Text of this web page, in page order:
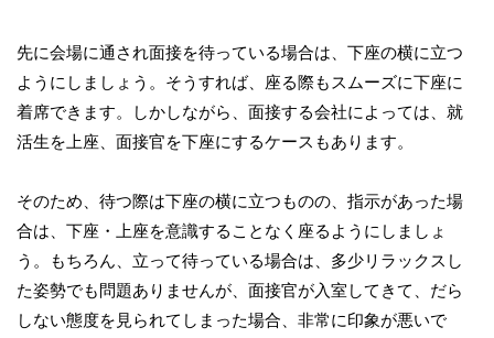
先に会場に通され面接を待っている場合は、下座の横に立つ
ようにしましょう。そうすれば、座る際もスムーズに下座に
着席できます。しかしながら、面接する会社によっては、就
活生を上座、面接官を下座にするケースもあります。
そのため、待つ際は下座の横に立つものの、指示があった場
合は、下座・上座を意識することなく座るようにしましょ
う。もちろん、立って待っている場合は、多少リラックスし
た姿勢でも問題ありませんが、面接官が入室してきて、だら
しない態度を見られてしまった場合、非常に印象が悪いで